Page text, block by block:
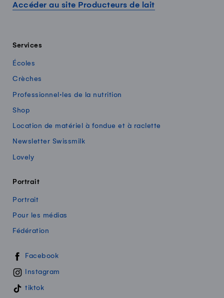
Accéder au site Producteurs de lait
Services
Écoles
Crèches
Professionnel·les de la nutrition
Shop
Location de matériel à fondue et à raclette
Newsletter Swissmilk
Lovely
Portrait
Portrait
Pour les médias
Fédération
Swissmilk sur les réseaux sociaux
Facebook
Instagram
tiktok